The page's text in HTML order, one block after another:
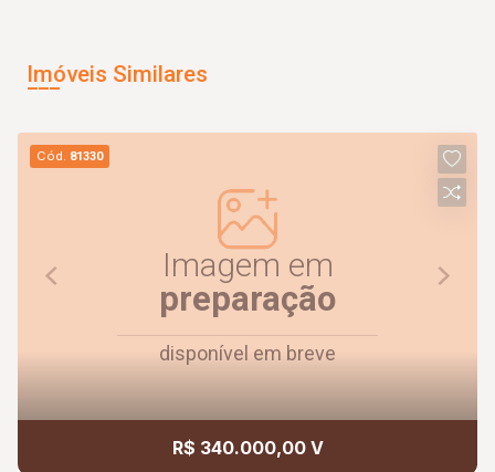
Imóveis Similares
Cód. 81330
Imagem em
preparação
disponível em breve
R$ 340.000,00 V